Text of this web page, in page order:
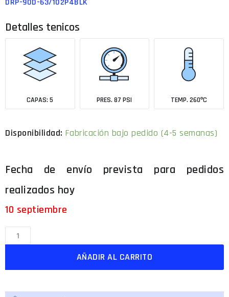
DRP-90D-63/102P4BLK
Detalles tenicos
CAPAS: 5 PRES. 87 PSI TEMP. 260ºC
Disponibilidad: Fabricación bajo pedido (4-5 semanas)
10 septiembre
AÑADIR AL CARRITO